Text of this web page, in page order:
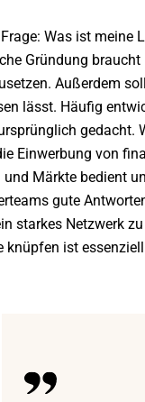
Was ist meine
Gründung braucht
Außerdem
lässt. Häufig
gedacht.
Einwerbung von
Märkte bedient
gute
starkes Netzwerk
ist